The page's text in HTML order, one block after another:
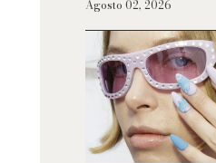
Agosto 02, 2026